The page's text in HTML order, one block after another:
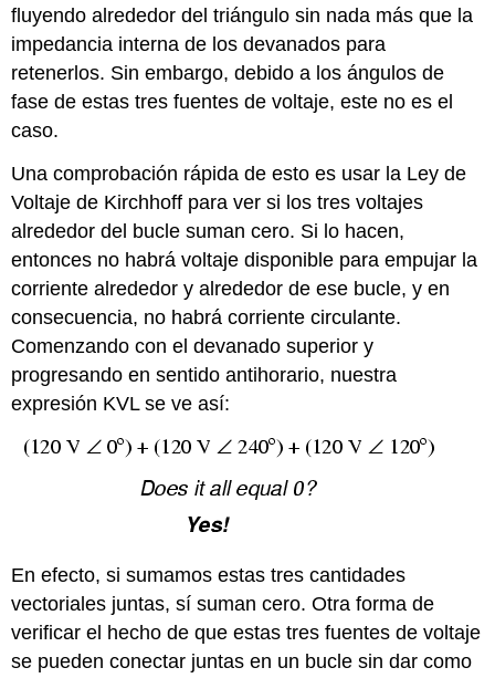
fluyendo alrededor del triángulo sin nada más que la
impedancia interna de los devanados para
retenerlos. Sin embargo, debido a los ángulos de
fase de estas tres fuentes de voltaje, este no es el
caso.
Una comprobación rápida de esto es usar la Ley de
Voltaje de Kirchhoff para ver si los tres voltajes
alrededor del bucle suman cero. Si lo hacen,
entonces no habrá voltaje disponible para empujar la
corriente alrededor y alrededor de ese bucle, y en
consecuencia, no habrá corriente circulante.
Comenzando con el devanado superior y
progresando en sentido antihorario, nuestra
expresión KVL se ve así:
En efecto, si sumamos estas tres cantidades
vectoriales juntas, sí suman cero. Otra forma de
verificar el hecho de que estas tres fuentes de voltaje
se pueden conectar juntas en un bucle sin dar como